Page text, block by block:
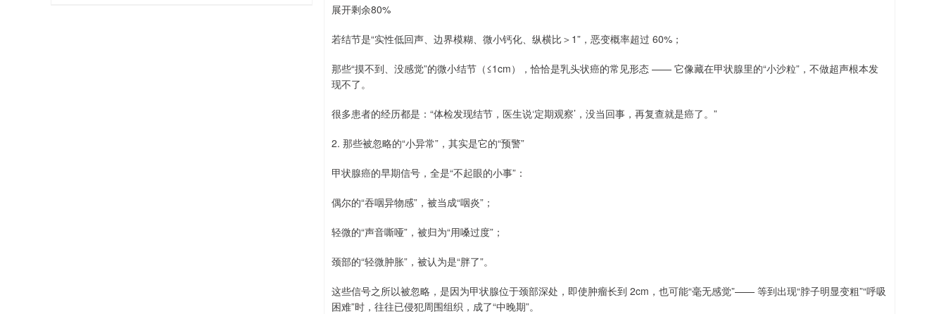
展开剩余80%
若结节是“实性低回声、边界模糊、微小钙化、纵横比＞1”，恶变概率超过 60%；
那些“摸不到、没感觉”的微小结节（≤1cm），恰恰是乳头状癌的常见形态 —— 它像藏在甲状腺里的“小沙粒”，不做超声根本发
现不了。
很多患者的经历都是：“体检发现结节，医生说‘定期观察’，没当回事，再复查就是癌了。”
2. 那些被忽略的“小异常”，其实是它的“预警”
甲状腺癌的早期信号，全是“不起眼的小事”：
偶尔的“吞咽异物感”，被当成“咽炎”；
轻微的“声音嘶哑”，被归为“用嗓过度”；
颈部的“轻微肿胀”，被认为是“胖了”。
这些信号之所以被忽略，是因为甲状腺位于颈部深处，即使肿瘤长到 2cm，也可能“毫无感觉”—— 等到出现“脖子明显变粗”“呼吸
困难”时，往往已侵犯周围组织，成了“中晚期”。